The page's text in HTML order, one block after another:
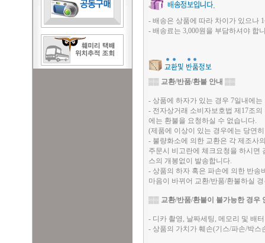
- 배송은 상품에 따라 차이가 있으나
- 배송료는 3,000원을 부담하셔야 합
▒▒ 교환/반품/환불 안내 ▒▒
- 상품에 하자가 있는 경우 7일내에
- 전자상거래 소비자보호법 제17조
에는 환불을 요청하실 수 없습니다.
(제품에 이상이 있는 경우에는 당연
- 불량화소에 의한 교환은 각 제조사
주문시 비고란에 체크요청을 하시면
스의 개봉없이 발송합니다.
- 상품의 하자 혹은 파손에 의한 반송
마음이 바뀌어 교환/반품/환불하실
▒▒ 교환/반품/환불이 불가능한 경우
- 디카 촬영, 날짜세팅, 메모리 및 배
- 상품의 가치가 훼손(기스/파손/박